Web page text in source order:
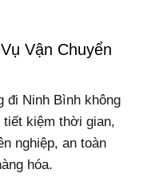
Vận Chuyển
đi Ninh Bình không
tiết kiệm thời gian,
nghiệp, an toàn
hóa.